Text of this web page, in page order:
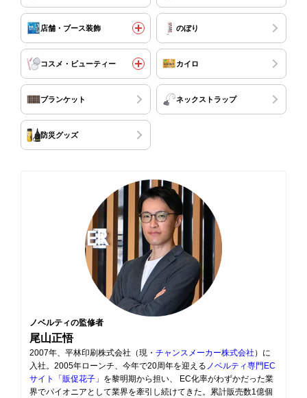
店舗・ブース装飾 のぼり
コスメ・ビューティー カイロ
ブランケット ネックストラップ
防災グッズ
ノベルティの監修者
尾山正悟
2007年、平林印刷株式会社（現・ チャンスメーカー株式会社 ）に
入社。2005年ローンチ、今年で20周年を迎える ノベルティ専門EC
サイト「販促花子」 を黎明期から担い、 EC化率がわずかだった業
界でパイオニアとして業界を牽引し続けてきた。累計販売数1億個